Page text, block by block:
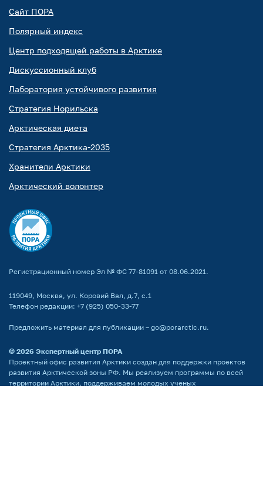
Сайт ПОРА
Полярный индекс
Центр подходящей работы в Арктике
Дискуссионный клуб
Лаборатория устойчивого развития
Стратегия Норильска
Арктическая диета
Стратегия Арктика-2035
Хранители Арктики
Арктический волонтер
Регистрационный номер Эл № ФС 77-81091 от 08.06.2021.
119049, Москва, ул. Коровий Вал, д.7, с.1
Телефон редакции: +7 (925) 050-33-77
Предложить материал для публикации – go@porarctic.ru.
© 2026 Экспертный центр ПОРА
Проектный офис развития Арктики создан для поддержки проектов
развития Арктической зоны РФ. Мы реализуем программы по всей
территории Арктики, поддерживаем молодых ученых